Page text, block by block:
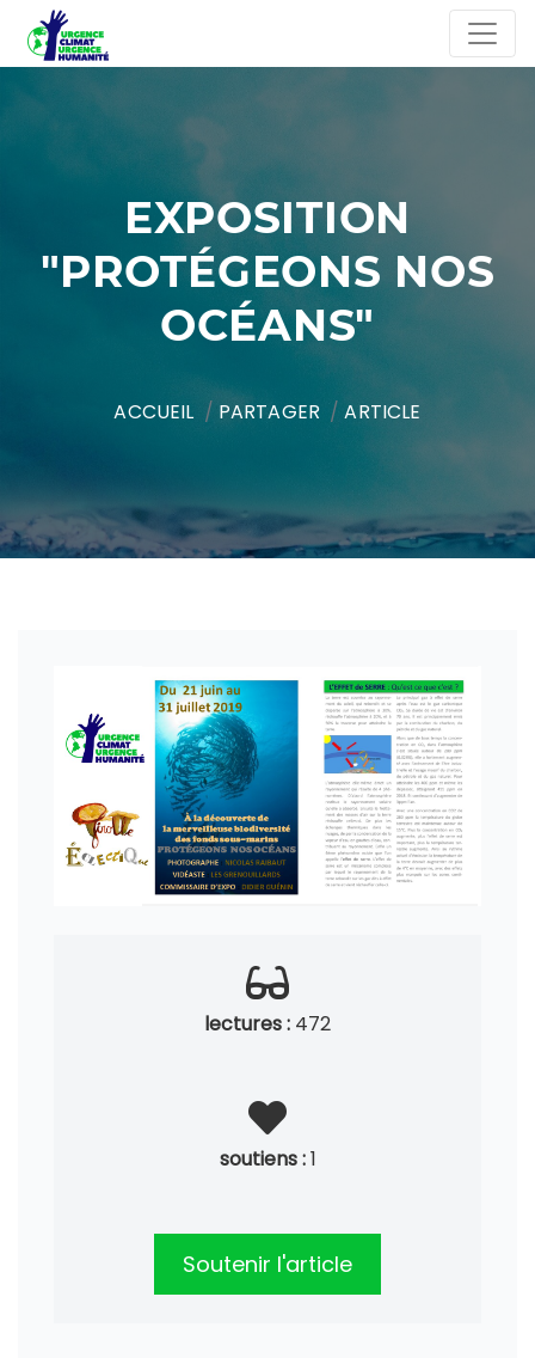
EXPOSITION
"PROTÉGEONS NOS
OCÉANS"
ACCUEIL PARTAGER ARTICLE
lectures : 472
soutiens :1
Soutenir l'article